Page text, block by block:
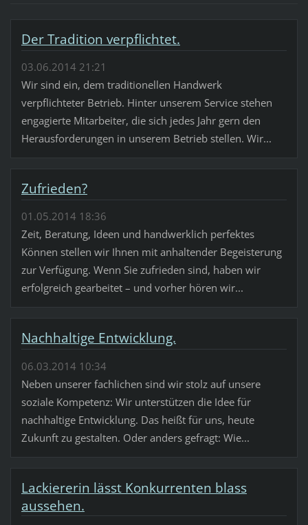
Der Tradition verpflichtet.
03.06.2014 21:21
Wir sind ein, dem traditionellen Handwerk
verpflichteter Betrieb. Hinter unserem Service stehen
engagierte Mitarbeiter, die sich jedes Jahr gern den
Herausforderungen in unserem Betrieb stellen. Wir...
Zufrieden?
01.05.2014 18:36
Zeit, Beratung, Ideen und handwerklich perfektes
Können stellen wir Ihnen mit anhaltender Begeisterung
zur Verfügung. Wenn Sie zufrieden sind, haben wir
erfolgreich gearbeitet – und vorher hören wir...
Nachhaltige Entwicklung.
06.03.2014 10:34
Neben unserer fachlichen sind wir stolz auf unsere
soziale Kompetenz: Wir unterstützen die Idee für
nachhaltige Entwicklung. Das heißt für uns, heute
Zukunft zu gestalten. Oder anders gefragt: Wie...
Lackiererin lässt Konkurrenten blass
aussehen.